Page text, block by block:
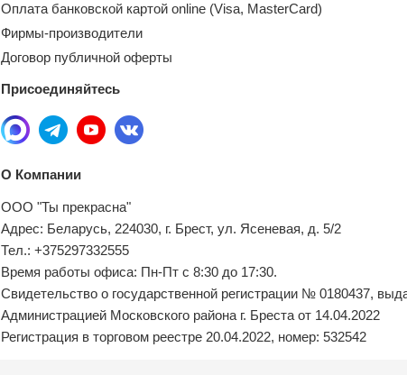
Оплата банковской картой online (Visa, MasterCard)
Фирмы-производители
Договор публичной оферты
Присоединяйтесь
О Компании
ООО "Ты прекрасна"
Адрес: Беларусь, 224030, г. Брест, ул. Ясеневая, д. 5/2
Тел.: +375297332555
Время работы офиса: Пн-Пт с 8:30 до 17:30.
Свидетельство о государственной регистрации № 0180437,
Администрацией Московского района г. Бреста от 14.04.2022
Регистрация в торговом реестре 20.04.2022, номер: 532542